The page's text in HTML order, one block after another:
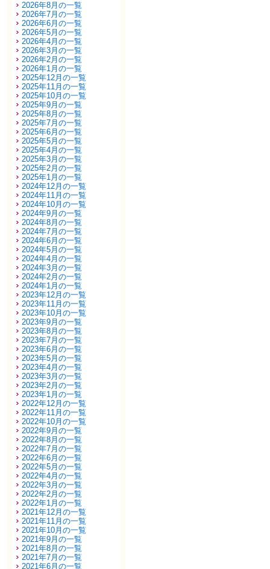
2026年8月の一覧
2026年7月の一覧
2026年6月の一覧
2026年5月の一覧
2026年4月の一覧
2026年3月の一覧
2026年2月の一覧
2026年1月の一覧
2025年12月の一覧
2025年11月の一覧
2025年10月の一覧
2025年9月の一覧
2025年8月の一覧
2025年7月の一覧
2025年6月の一覧
2025年5月の一覧
2025年4月の一覧
2025年3月の一覧
2025年2月の一覧
2025年1月の一覧
2024年12月の一覧
2024年11月の一覧
2024年10月の一覧
2024年9月の一覧
2024年8月の一覧
2024年7月の一覧
2024年6月の一覧
2024年5月の一覧
2024年4月の一覧
2024年3月の一覧
2024年2月の一覧
2024年1月の一覧
2023年12月の一覧
2023年11月の一覧
2023年10月の一覧
2023年9月の一覧
2023年8月の一覧
2023年7月の一覧
2023年6月の一覧
2023年5月の一覧
2023年4月の一覧
2023年3月の一覧
2023年2月の一覧
2023年1月の一覧
2022年12月の一覧
2022年11月の一覧
2022年10月の一覧
2022年9月の一覧
2022年8月の一覧
2022年7月の一覧
2022年6月の一覧
2022年5月の一覧
2022年4月の一覧
2022年3月の一覧
2022年2月の一覧
2022年1月の一覧
2021年12月の一覧
2021年11月の一覧
2021年10月の一覧
2021年9月の一覧
2021年8月の一覧
2021年7月の一覧
2021年6月の一覧